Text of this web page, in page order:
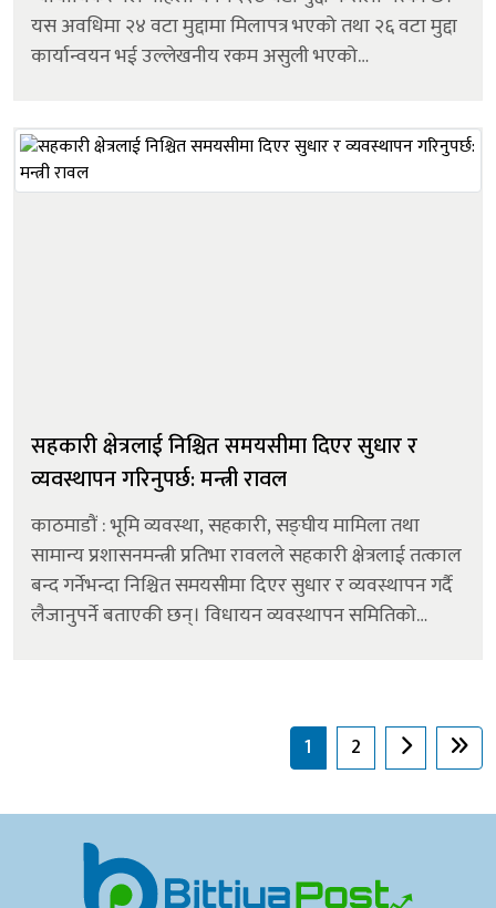
यस अवधिमा २४ वटा मुद्दामा मिलापत्र भएको तथा २६ वटा मुद्दा
कार्यान्वयन भई उल्लेखनीय रकम असुली भएको
सहकारी क्षेत्रलाई निश्चित समयसीमा दिएर सुधार र
व्यवस्थापन गरिनुपर्छ: मन्त्री रावल
काठमाडौं : भूमि व्यवस्था, सहकारी, सङ्घीय मामिला तथा
सामान्य प्रशासनमन्त्री प्रतिभा रावलले सहकारी क्षेत्रलाई तत्काल
बन्द गर्नेभन्दा निश्चित समयसीमा दिएर सुधार र व्यवस्थापन गर्दै
लैजानुपर्ने बताएकी छन्। विधायन व्यवस्थापन समितिको
1 2